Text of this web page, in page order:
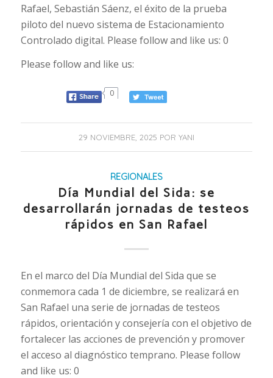
Rafael, Sebastián Sáenz, el éxito de la prueba
piloto del nuevo sistema de Estacionamiento
Controlado digital. Please follow and like us: 0
Please follow and like us:
0
29 NOVIEMBRE, 2025 POR YANI
REGIONALES
Día Mundial del Sida: se
desarrollarán jornadas de testeos
rápidos en San Rafael
En el marco del Día Mundial del Sida que se
conmemora cada 1 de diciembre, se realizará en
San Rafael una serie de jornadas de testeos
rápidos, orientación y consejería con el objetivo de
fortalecer las acciones de prevención y promover
el acceso al diagnóstico temprano. Please follow
and like us: 0